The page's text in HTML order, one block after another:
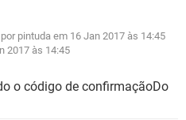
EXCEL
FACEBOOK
FACEBOOK
pintuda em 16 Jan 2017 às 14:45
2017 às 14:45
o código de confirmaçãoDo